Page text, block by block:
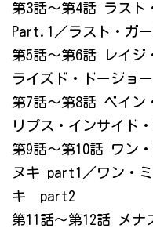
第3話～第4話 ラス
Part.1／ラスト・ガ
第5話～第6話 レイジ
ライズド・ドージョー
第7話～第8話 ベイン
リプス・インサイド
第9話～第10話 ワン
ヌキ part1／ワン・
キ part2
第11話～第12話 メナ